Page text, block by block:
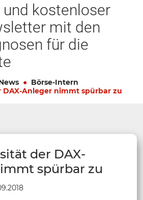
kostenloser
mit den
für die
Börse-Intern
DAX-Anleger nimmt spürbar zu
der DAX-
spürbar zu